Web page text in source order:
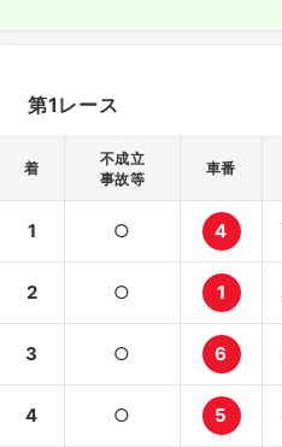
第1レース
着
不成立
事故等
車番
1 ○ 4
2 ○ 1
3 ○ 6
4 ○ 5